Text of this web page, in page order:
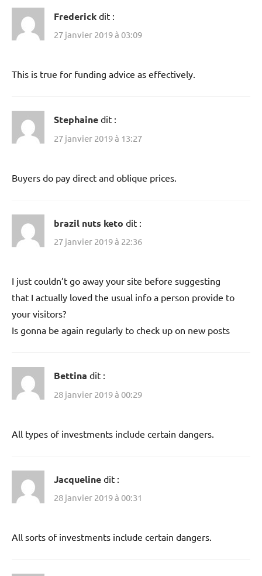
Frederick dit :
27 janvier 2019 à 03:09
This is true for funding advice as effectively.
Stephaine dit :
27 janvier 2019 à 13:27
Buyers do pay direct and oblique prices.
brazil nuts keto dit :
27 janvier 2019 à 22:36
I just couldn’t go away your site before suggesting
that I actually loved the usual info a person provide to
your visitors?
Is gonna be again regularly to check up on new posts
Bettina dit :
28 janvier 2019 à 00:29
All types of investments include certain dangers.
Jacqueline dit :
28 janvier 2019 à 00:31
All sorts of investments include certain dangers.